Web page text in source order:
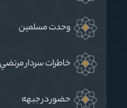
وحدت مسلمين
خاطرات سردار مرتضي
حضور در جبهه